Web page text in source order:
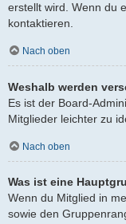
erstellt wird. Wenn du
kontaktieren.
Nach oben
Weshalb werden
Es ist der Board-
Mitglieder leichter zu
Nach oben
Was ist eine
Wenn du Mitglied in
sowie den